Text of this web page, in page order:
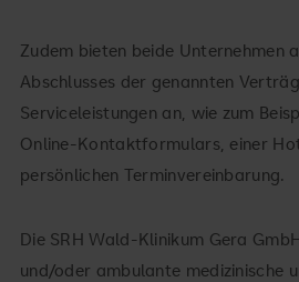
Zudem bieten beide Unternehmen
Abschlusses der genannten
Serviceleistungen an, wie zum
Online-Kontaktformulars, einer
persönlichen Terminvereinbarung.
Die SRH Wald-Klinikum Gera
und/oder ambulante medizinische